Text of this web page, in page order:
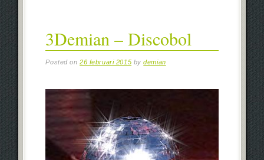
3Demian – Discobol
Posted on26 februari 2015 bydemian